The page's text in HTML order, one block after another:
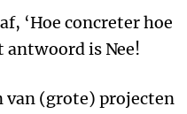
‘Hoe concreter hoe
antwoord is Nee!
van (grote) projecten